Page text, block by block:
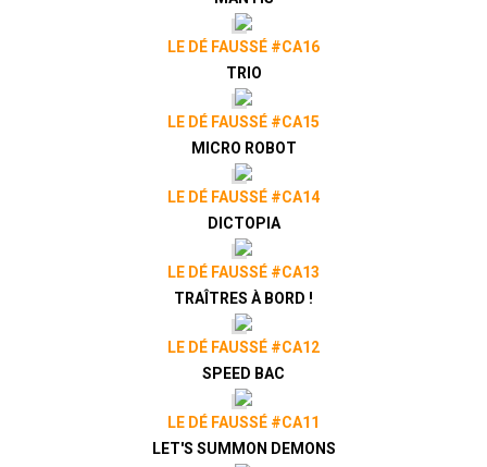
LE DÉ FAUSSÉ #CA16
TRIO
LE DÉ FAUSSÉ #CA15
MICRO ROBOT
LE DÉ FAUSSÉ #CA14
DICTOPIA
LE DÉ FAUSSÉ #CA13
TRAÎTRES À BORD !
LE DÉ FAUSSÉ #CA12
SPEED BAC
LE DÉ FAUSSÉ #CA11
LET'S SUMMON DEMONS